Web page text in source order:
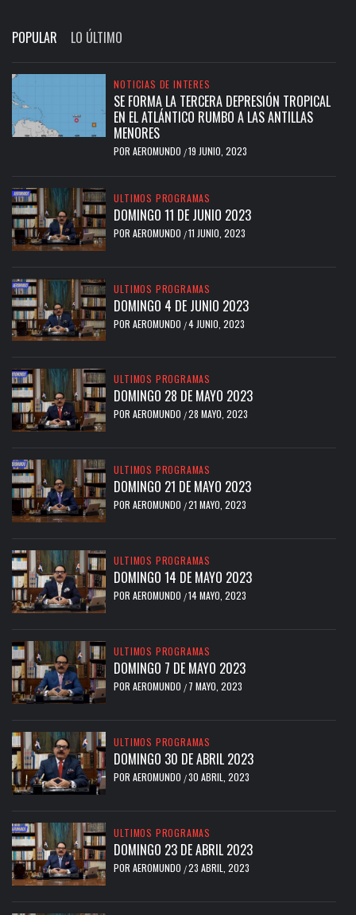
POPULAR LO ÚLTIMO
NOTICIAS DE INTERES
SE FORMA LA TERCERA DEPRESIÓN TROPICAL
EN EL ATLÁNTICO RUMBO A LAS ANTILLAS
MENORES
POR AEROMUNDO /19 JUNIO, 2023
ULTIMOS PROGRAMAS
DOMINGO 11 DE JUNIO 2023
POR AEROMUNDO /11 JUNIO, 2023
ULTIMOS PROGRAMAS
DOMINGO 4 DE JUNIO 2023
POR AEROMUNDO /4 JUNIO, 2023
ULTIMOS PROGRAMAS
DOMINGO 28 DE MAYO 2023
POR AEROMUNDO /28 MAYO, 2023
ULTIMOS PROGRAMAS
DOMINGO 21 DE MAYO 2023
POR AEROMUNDO /21 MAYO, 2023
ULTIMOS PROGRAMAS
DOMINGO 14 DE MAYO 2023
POR AEROMUNDO /14 MAYO, 2023
ULTIMOS PROGRAMAS
DOMINGO 7 DE MAYO 2023
POR AEROMUNDO / 7 MAYO, 2023
ULTIMOS PROGRAMAS
DOMINGO 30 DE ABRIL 2023
POR AEROMUNDO /30 ABRIL, 2023
ULTIMOS PROGRAMAS
DOMINGO 23 DE ABRIL 2023
POR AEROMUNDO /23 ABRIL, 2023